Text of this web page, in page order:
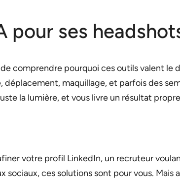
pour ses
comprendre pourquoi ces outils valent
maquillage, et parfois des
la lumière, et vous livre un résultat
votre profil LinkedIn, un recruteur
sociaux, ces solutions sont pour vous.